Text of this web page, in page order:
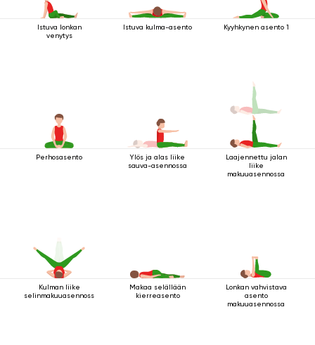
Istuva lonkan
venytys
Istuva kulma-asento Kyyhkynen asento 1
Perhosasento
Ylös ja alas liike
sauva-asennossa
Laajennettu jalan
liike
makuuasennossa
Kulman liike
selinmakuuasennossa
Makaa selällään
kierreasento
Lonkan vahvistava
asento
makuuasennossa